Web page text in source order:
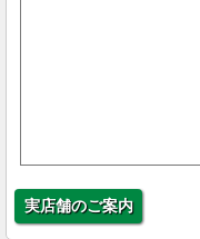
実店舗のご案内